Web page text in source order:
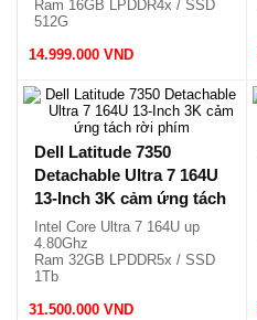
Ram 16GB LPDDR4x / SSD
512G
Bàn phím tách rời, nhẹ
14.999.000 VND
Dell Latitude 7350
Detachable Ultra 7 164U
13-Inch 3K cảm ứng tách
rời phím
Intel Core Ultra 7 164U up
4.80Ghz
Ram 32GB LPDDR5x / SSD
1Tb
phím
31.500.000 VND